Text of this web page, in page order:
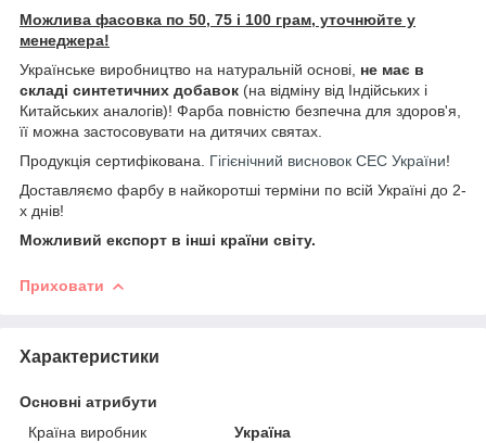
Можлива фасовка по 50, 75 і 100 грам, уточнюйте у
менеджера!
Українське виробництво на натуральній основі, не має в
складі синтетичних добавок (на відміну від Індійських і
Китайських аналогів)! Фарба повністю безпечна для здоров'я,
її можна застосовувати на дитячих святах.
Продукція сертифікована. Гігієнічний висновок СЕС України!
Доставляємо фарбу в найкоротші терміни по всій Україні до 2-
х днів!
Можливий експорт в інші країни світу.
Приховати
Характеристики
Основні атрибути
Країна виробник
Україна